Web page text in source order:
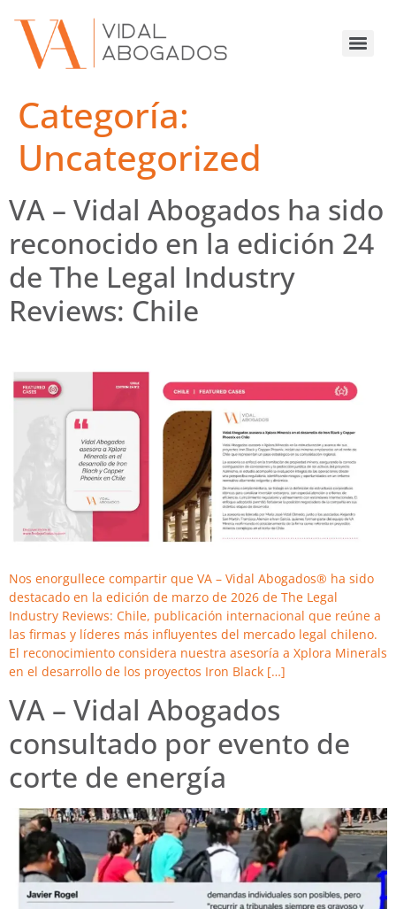
Categoría:
Uncategorized
VA – Vidal Abogados ha sido
reconocido en la edición 24
de The Legal Industry
Reviews: Chile
Nos enorgullece compartir que VA – Vidal Abogados® ha sido
destacado en la edición de marzo de 2026 de The Legal
Industry Reviews: Chile, publicación internacional que reúne a
las firmas y líderes más influyentes del mercado legal chileno.
El reconocimiento considera nuestra asesoría a Xplora Minerals
en el desarrollo de los proyectos Iron Black […]
VA – Vidal Abogados
consultado por evento de
corte de energía